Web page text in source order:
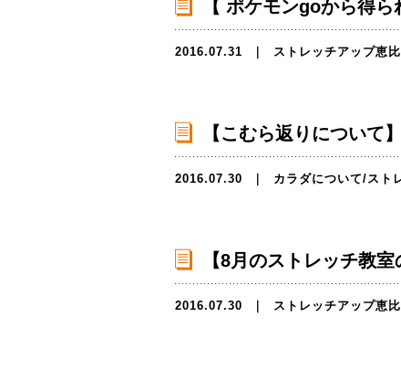
【 ポケモンgoから得ら
2016.07.31 ストレッチアップ恵
【こむら返りについて】
2016.07.30 カラダについて/スト
【8月のストレッチ教室
2016.07.30 ストレッチアップ恵